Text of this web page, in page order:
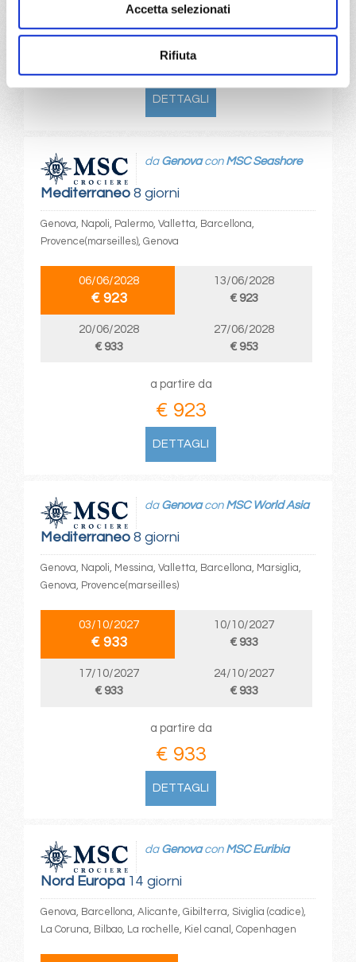
Accetta selezionati
Rifiuta
€ 903
a partire da
€ 903
DETTAGLI
Mediterraneo8 giorni
da Genovacon MSC Seashore
Genova, Napoli, Palermo, Valletta, Barcellona,
Provence(marseilles), Genova
06/06/2028
€ 923
13/06/2028
€ 923
20/06/2028
€ 933
27/06/2028
€ 953
a partire da
€ 923
DETTAGLI
Mediterraneo8 giorni
da Genovacon MSC World Asia
Genova, Napoli, Messina, Valletta, Barcellona, Marsiglia,
Genova, Provence(marseilles)
03/10/2027
€ 933
10/10/2027
€ 933
17/10/2027
€ 933
24/10/2027
€ 933
a partire da
€ 933
DETTAGLI
Nord Europa14 giorni
da Genovacon MSC Euribia
Genova, Barcellona, Alicante, Gibilterra, Siviglia (cadice),
La Coruna, Bilbao, La rochelle, Kiel canal, Copenhagen